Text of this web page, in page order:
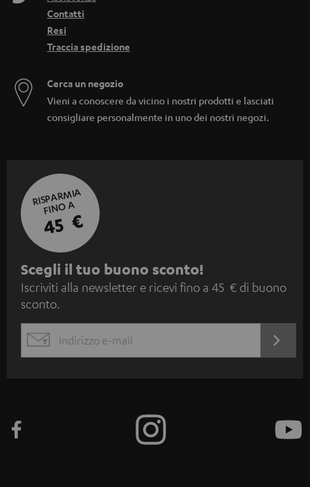
Contatti
Resi
Traccia spedizione
Cerca un negozio
Vieni a conoscere da vicino i nostri prodotti e lasciati
consigliare personalmente in uno dei nostri negozi.
RISPARMIA
FINO A
45 €
I
s
c
i
n
Scegli il tuo buono sconto!
Iscriviti alla newsletter e ricevi fino a 45 € di buono
sconto.
EMAIL
ORA